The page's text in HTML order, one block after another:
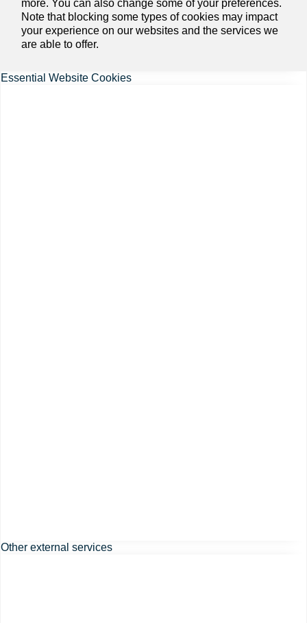
more. You can also change some of your preferences.
Note that blocking some types of cookies may impact
your experience on our websites and the services we
are able to offer.
Essential Website Cookies
Other external services